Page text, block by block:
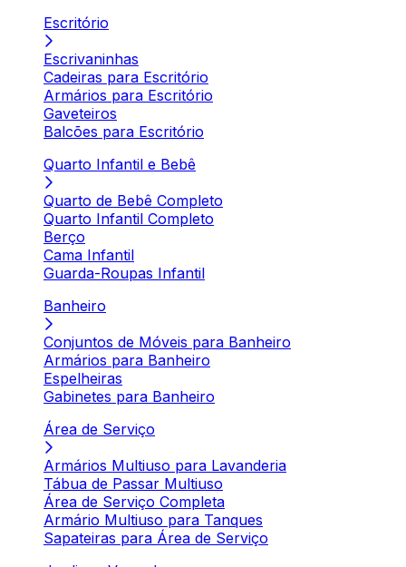
Escritório
Escrivaninhas
Cadeiras para Escritório
Armários para Escritório
Gaveteiros
Balcões para Escritório
Quarto Infantil e Bebê
Quarto de Bebê Completo
Quarto Infantil Completo
Berço
Cama Infantil
Guarda-Roupas Infantil
Banheiro
Conjuntos de Móveis para Banheiro
Armários para Banheiro
Espelheiras
Gabinetes para Banheiro
Área de Serviço
Armários Multiuso para Lavanderia
Tábua de Passar Multiuso
Área de Serviço Completa
Armário Multiuso para Tanques
Sapateiras para Área de Serviço